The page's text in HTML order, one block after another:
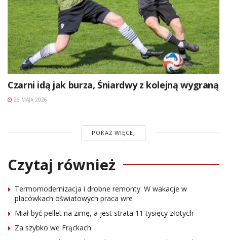
Czarni idą jak burza, Śniardwy z kolejną wygraną
26 MAJA 2026
POKAŻ WIĘCEJ
Czytaj również
Termomodernizacja i drobne remonty. W wakacje w
placówkach oświatowych praca wre
Miał być pellet na zimę, a jest strata 11 tysięcy złotych
Za szybko we Frąckach